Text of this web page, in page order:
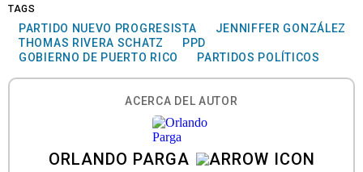
TAGS
PARTIDO NUEVO PROGRESISTA
JENNIFFER GONZÁLEZ
THOMAS RIVERA SCHATZ
PPD
GOBIERNO DE PUERTO RICO
PARTIDOS POLÍTICOS
ACERCA DEL AUTOR
ORLANDO PARGA